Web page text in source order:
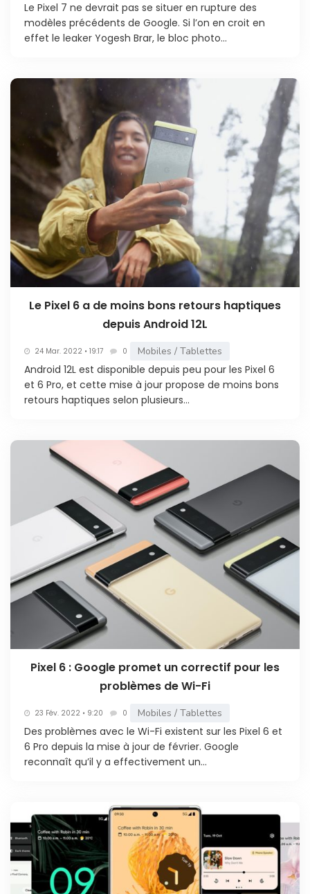
Le Pixel 7 ne devrait pas se situer en rupture des
modèles précédents de Google. Si l’on en croit en
effet le leaker Yogesh Brar, le bloc photo...
Le Pixel 6 a de moins bons retours haptiques
depuis Android 12L
24 Mar. 2022 • 19:17 0 Mobiles / Tablettes
Android 12L est disponible depuis peu pour les Pixel 6
et 6 Pro, et cette mise à jour propose de moins bons
retours haptiques selon plusieurs...
Pixel 6 : Google promet un correctif pour les
problèmes de Wi-Fi
23 Fév. 2022 • 9:20 0 Mobiles / Tablettes
Des problèmes avec le Wi-Fi existent sur les Pixel 6 et
6 Pro depuis la mise à jour de février. Google
reconnaît qu’il y a effectivement un...